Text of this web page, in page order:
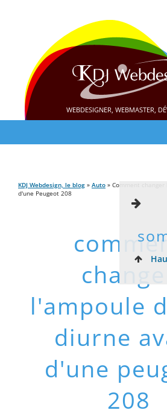
WEBDESIGNER, WEBMASTER,
KDJ Webdesign, le blog » Auto » Comment
d'une Peugeot 208
changer
l'ampoule
diurne
d'une
208